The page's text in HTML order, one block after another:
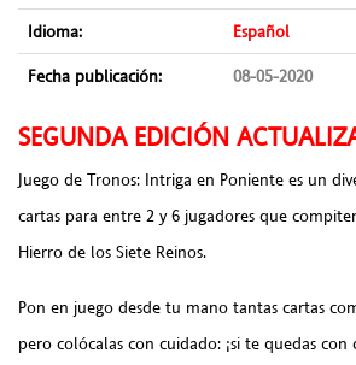
Idioma:
Español
Fecha publicación:
08-05-2020
SEGUNDA EDICIÓN
Juego de Tronos: Intriga en Poniente es un
cartas para entre 2 y 6 jugadores que
Hierro de los Siete Reinos.
Pon en juego desde tu mano tantas cartas
pero colócalas con cuidado: ¡si te quedas